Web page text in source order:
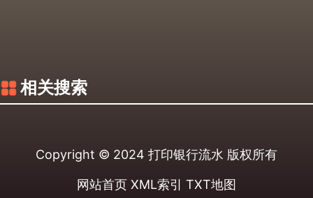
相关搜索
Copyright © 2024 打印银行流水 版权所有
网站首页 XML索引 TXT地图